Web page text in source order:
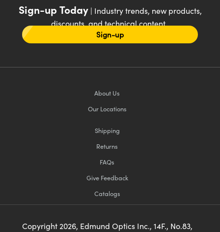
Sign-up Today| Industry trends, new products,
discounts, and technical content
Sign-up
About Us
Our Locations
Shipping
Returns
FAQs
Give Feedback
Catalogs
Copyright 2026, Edmund Optics Inc., 14F., No.83,